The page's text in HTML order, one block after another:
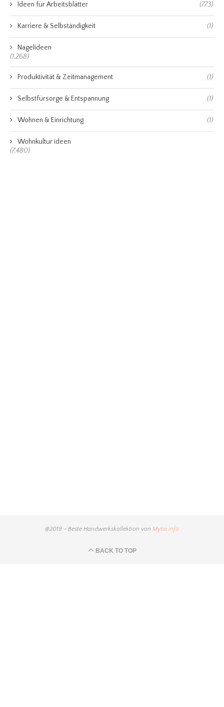
Ideen für Arbeitsblätter (773)
Karriere & Selbständigkeit (1)
Nagelideen
(1,268)
Produktivität & Zeitmanagement (1)
Selbstfürsorge & Entspannung (1)
Wohnen & Einrichtung (1)
Wohnkultur ideen
(7,480)
@2019 - Beste Handwerkskollektion von Mytie.info
BACK TO TOP